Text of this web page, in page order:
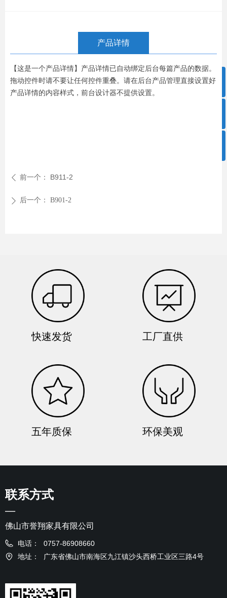
产品详情
【这是一个产品详情】产品详情已自动绑定后台每篇产品的数据。
拖动控件时请不要让任何控件重叠。请在后台产品管理直接设置好
产品详情的内容样式，前台设计器不提供设置。
ꄴ 前一个： B911-2
ꄲ 后一个： B901-2
联系方式
—
电话：
0757-86908660
地址：
广东省佛山市南海区九江镇沙头西桥工业区三路4号
佛山市誉翔家具有限公司
快速发货 工厂直供
五年质保 环保美观
ꁸ